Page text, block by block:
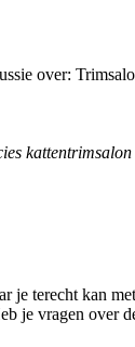
over:
kattentrimsalon
je terecht kan
je vragen over